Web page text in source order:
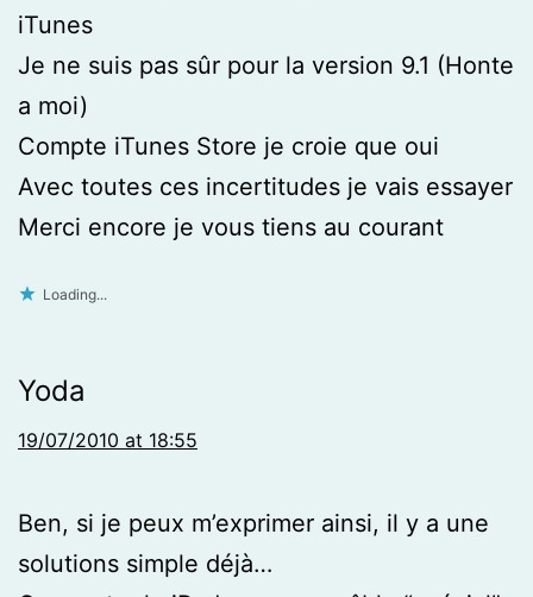
iTunes
Je ne suis pas sûr pour la version 9.1 (Honte
a moi)
Compte iTunes Store je croie que oui
Avec toutes ces incertitudes je vais essayer
Merci encore je vous tiens au courant
Loading...
Yoda
19/07/2010 at 18:55
Ben, si je peux m’exprimer ainsi, il y a une
solutions simple déjà…